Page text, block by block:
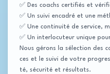
✅ Des coachs certifiés et
✅ Un suivi encadré et une
✅ Une continuité de service,
✅ Un interlocuteur unique
Nous gérons la sélection des
ces et le suivi de votre
té, sécurité et résultats.